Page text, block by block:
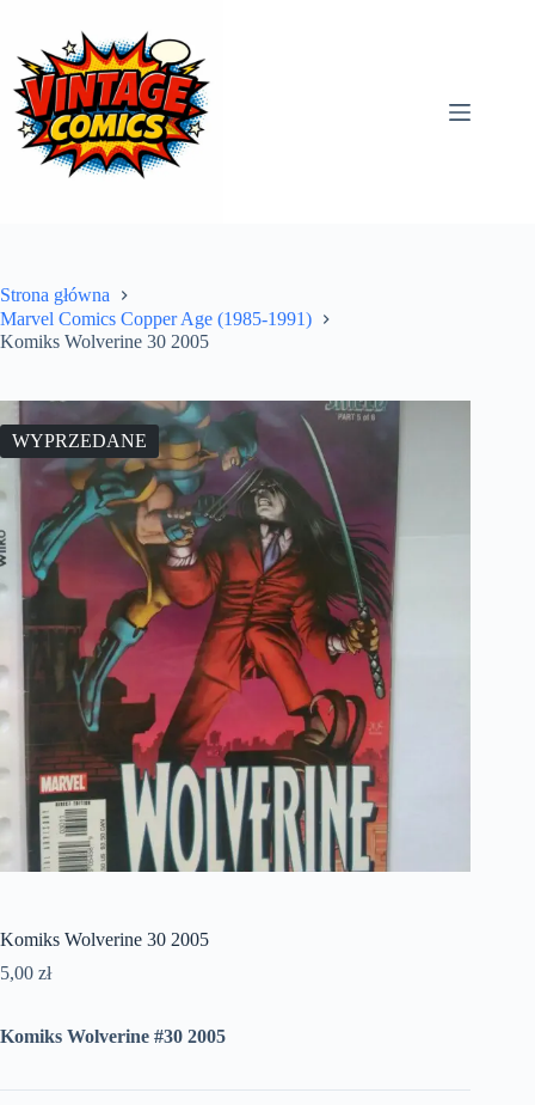
treści
Strona główna
Marvel Comics Copper Age (1985-1991)
Komiks Wolverine 30 2005
WYPRZEDANE
Komiks Wolverine 30 2005
5,00 zł
Komiks Wolverine #30 2005